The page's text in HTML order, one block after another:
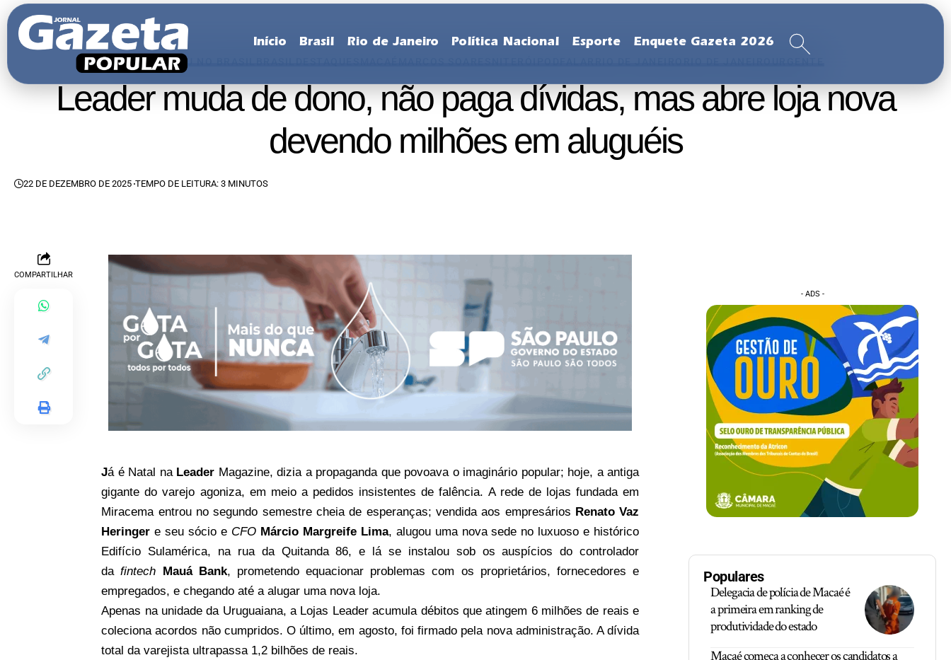
Início Brasil Rio de Janeiro Política Nacional Esporte Enquete Gazeta 2026
ACONTECEU NO BRASIL
Leader muda de dono, não paga dívidas, mas abre loja nova
devendo milhões em aluguéis
22 DE DEZEMBRO DE 2025 TEMPO DE LEITURA: 3 MINUTOS
COMPARTILHAR
Já é Natal na Leader Magazine, dizia a propaganda que povoava o imaginário popular; hoje, a antiga
gigante do varejo agoniza, em meio a pedidos insistentes de falência. A rede de lojas fundada em
Miracema entrou no segundo semestre cheia de esperanças; vendida aos empresários Renato Vaz
Heringer e seu sócio e CFO Márcio Margreife Lima, alugou uma nova sede no luxuoso e histórico
Edifício Sulamérica, na rua da Quitanda 86, e lá se instalou sob os auspícios do controlador
dafintech Mauá Bank, prometendo equacionar problemas com os proprietários, fornecedores e
empregados, e chegando até a alugar uma nova loja.
Apenas na unidade da Uruguaiana, a Lojas Leader acumula débitos que atingem 6 milhões de reais e
coleciona acordos não cumpridos. O último, em agosto, foi firmado pela nova administração. A dívida
total da varejista ultrapassa 1,2 bilhões de reais.
- ADS -
Populares
Delegacia de polícia de Macaé é
a primeira em ranking de
produtividade do estado
Macaé começa a conhecer os candidatos a